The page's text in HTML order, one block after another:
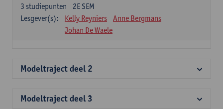
2E SEM
3 studiepunten
Lesgever(s):
Kelly Reyniers
Anne Bergmans
Johan De Waele
Modeltraject deel 2
Modeltraject deel 3